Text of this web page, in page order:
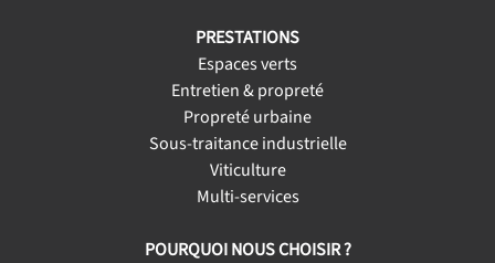
PRESTATIONS
Espaces verts
Entretien & propreté
Propreté urbaine
Sous-traitance industrielle
Viticulture
Multi-services
POURQUOI NOUS CHOISIR ?